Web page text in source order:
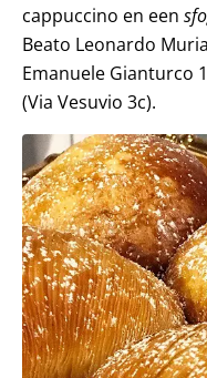
cappuccino en een
Beato Leonardo
Emanuele Gianturco
(Via Vesuvio 3c).